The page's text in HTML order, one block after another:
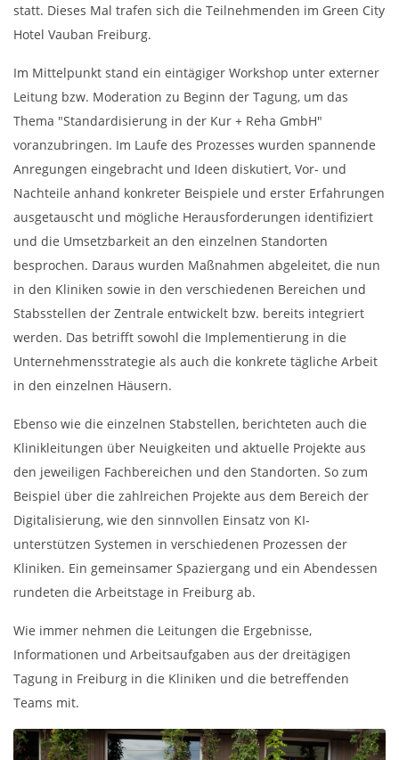
statt. Dieses Mal trafen sich die Teilnehmenden im Green City
Hotel Vauban Freiburg.
Im Mittelpunkt stand ein eintägiger Workshop unter externer
Leitung bzw. Moderation zu Beginn der Tagung, um das
Thema "Standardisierung in der Kur + Reha GmbH"
voranzubringen. Im Laufe des Prozesses wurden spannende
Anregungen eingebracht und Ideen diskutiert, Vor- und
Nachteile anhand konkreter Beispiele und erster Erfahrungen
ausgetauscht und mögliche Herausforderungen identifiziert
und die Umsetzbarkeit an den einzelnen Standorten
besprochen. Daraus wurden Maßnahmen abgeleitet, die nun
in den Kliniken sowie in den verschiedenen Bereichen und
Stabsstellen der Zentrale entwickelt bzw. bereits integriert
werden. Das betrifft sowohl die Implementierung in die
Unternehmensstrategie als auch die konkrete tägliche Arbeit
in den einzelnen Häusern.
Ebenso wie die einzelnen Stabstellen, berichteten auch die
Klinikleitungen über Neuigkeiten und aktuelle Projekte aus
den jeweiligen Fachbereichen und den Standorten. So zum
Beispiel über die zahlreichen Projekte aus dem Bereich der
Digitalisierung, wie den sinnvollen Einsatz von KI-
unterstützen Systemen in verschiedenen Prozessen der
Kliniken. Ein gemeinsamer Spaziergang und ein Abendessen
rundeten die Arbeitstage in Freiburg ab.
Wie immer nehmen die Leitungen die Ergebnisse,
Informationen und Arbeitsaufgaben aus der dreitägigen
Tagung in Freiburg in die Kliniken und die betreffenden
Teams mit.